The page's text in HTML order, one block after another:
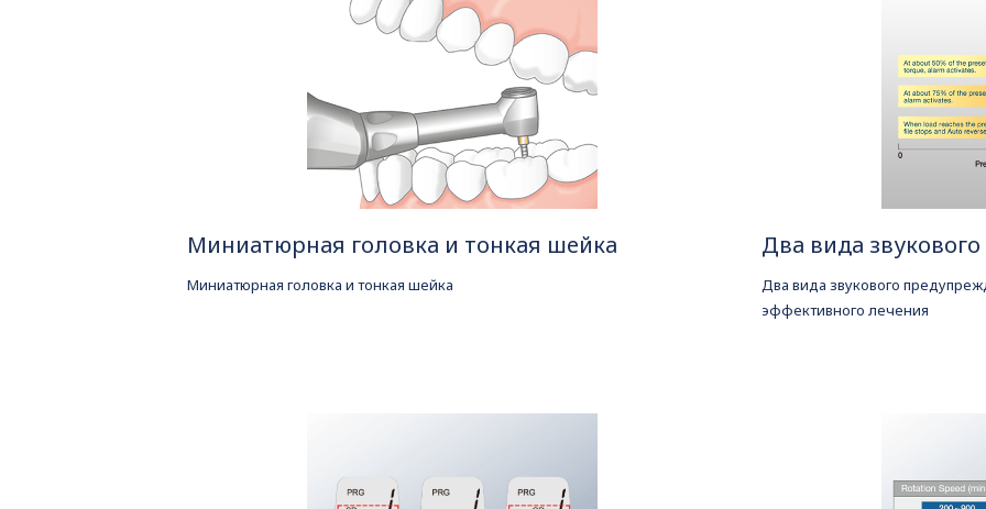
Миниатюрная головка и тонкая шейка
Миниатюрная головка и тонкая шейка
Два вида
Два вида звукового
эффективного лечения